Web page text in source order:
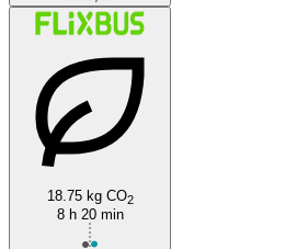
18.75 kg CO2
8 h 20 min